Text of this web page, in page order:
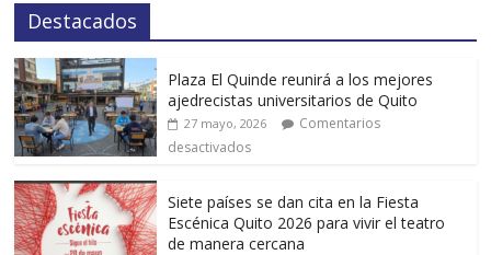
Destacados
Plaza El Quinde reunirá a los mejores
ajedrecistas universitarios de Quito
27 mayo, 2026
Comentarios
desactivados
Siete países se dan cita en la Fiesta
Escénica Quito 2026 para vivir el teatro
de manera cercana